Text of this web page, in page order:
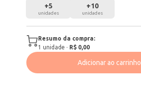
+5
unidades
+10
unidades
Resumo da compra:
1 unidade · R$ 0,00
Adicionar ao carrinho